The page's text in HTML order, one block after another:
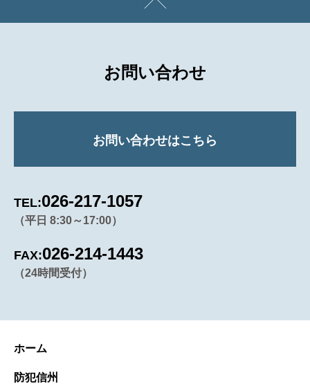
お問い合わせ
お問い合わせはこちら
TEL:026-217-1057
（平日 8:30～17:00）
FAX:026-214-1443
（24時間受付）
ホーム
防犯信州